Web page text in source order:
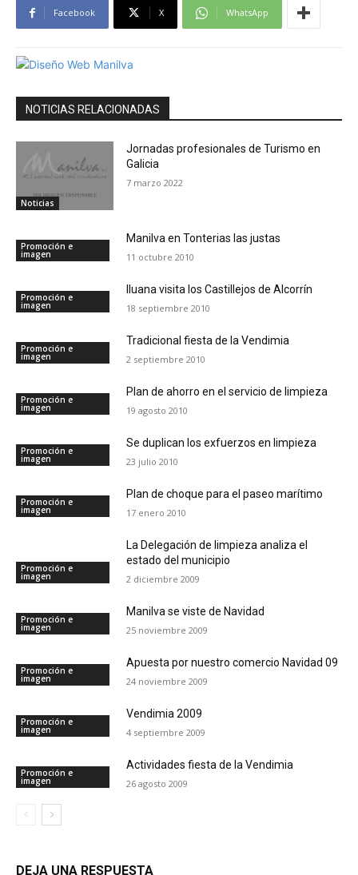
Facebook X WhatsApp
NOTICIAS RELACIONADAS
Noticias
Jornadas profesionales de Turismo en
Galicia
7 marzo 2022
Promoción e
imagen
Manilva en Tonterias las justas
11 octubre 2010
Promoción e
imagen
Iluana visita los Castillejos de Alcorrín
18 septiembre 2010
Promoción e
imagen
Tradicional fiesta de la Vendimia
2 septiembre 2010
Promoción e
imagen
Plan de ahorro en el servicio de limpieza
19 agosto 2010
Promoción e
imagen
Se duplican los exfuerzos en limpieza
23 julio 2010
Promoción e
imagen
Plan de choque para el paseo marítimo
17 enero 2010
Promoción e
imagen
La Delegación de limpieza analiza el
estado del municipio
2 diciembre 2009
Promoción e
imagen
Manilva se viste de Navidad
25 noviembre 2009
Promoción e
imagen
Apuesta por nuestro comercio Navidad 09
24 noviembre 2009
Promoción e
imagen
Vendimia 2009
4 septiembre 2009
Promoción e
imagen
Actividades fiesta de la Vendimia
26 agosto 2009
DEJA UNA RESPUESTA